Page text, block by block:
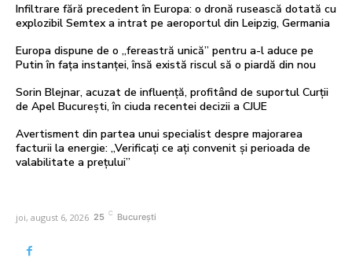
Infiltrare fără precedent în Europa: o dronă rusească dotată cu
explozibil Semtex a intrat pe aeroportul din Leipzig, Germania
Europa dispune de o „fereastră unică” pentru a-l aduce pe
Putin în fața instanței, însă există riscul să o piardă din nou
Sorin Blejnar, acuzat de influență, profitând de suportul Curții
de Apel București, în ciuda recentei decizii a CJUE
Avertisment din partea unui specialist despre majorarea
facturii la energie: „Verificați ce ați convenit și perioada de
valabilitate a prețului”
joi, august 6, 2026 25 C București